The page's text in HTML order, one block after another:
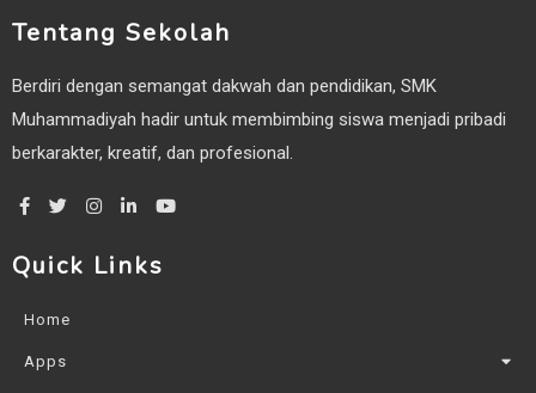
Tentang Sekolah
Berdiri dengan semangat dakwah dan pendidikan, SMK
Muhammadiyah hadir untuk membimbing siswa menjadi pribadi
berkarakter, kreatif, dan profesional.
Quick Links
Home
Apps